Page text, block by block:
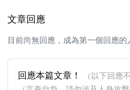
文章回應
目前尚無回應，成為第一個回應的
回應本篇文章！
（以下回應